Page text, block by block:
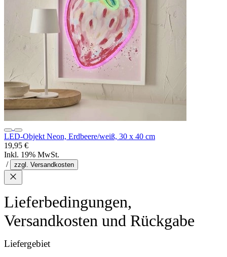
LED-Objekt Neon, Erdbeere/weiß, 30 x 40 cm
19,95 €
Inkl. 19% MwSt.
/
zzgl. Versandkosten
Lieferbedingungen,
Versandkosten und Rückgabe
Liefergebiet